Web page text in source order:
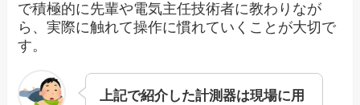
で積極的に先輩や電気主任技術者に教わりなが
ら、実際に触れて操作に慣れていくことが大切で
す。
上記で紹介した計測器は現場に用